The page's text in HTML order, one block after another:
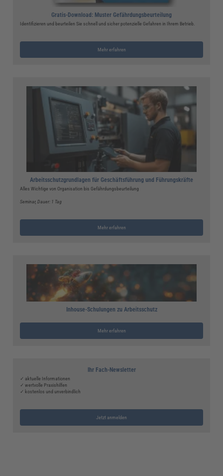
Gratis-Download: Muster Gefährdungsbeurteilung
Identifizieren und beurteilen Sie schnell und sicher potenzielle Gefahren in Ihrem Betrieb.
Mehr erfahren
Arbeitsschutzgrundlagen für Geschäftsführung und Führungskräfte
Alles Wichtige von Organisation bis Gefährdungsbeurteilung
Seminar, Dauer: 1 Tag
Mehr erfahren
Inhouse-Schulungen zu Arbeitsschutz
Mehr erfahren
Ihr Fach-Newsletter
✓ aktuelle Informationen
✓ wertvolle Praxishilfen
✓ kostenlos und unverbindlich
Jetzt anmelden